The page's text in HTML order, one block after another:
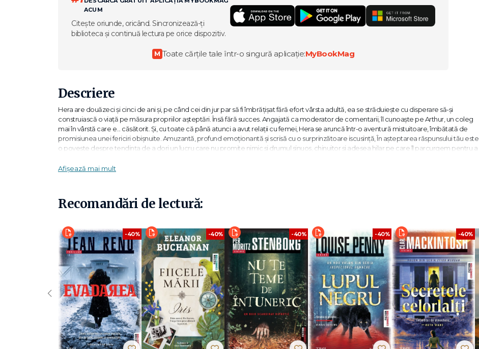
ACUM
Citește oriunde, oricând. Sincronizează-ți
biblioteca și continuă lectura pe orice dispozitiv.
M Toate cărțile tale într-o singură aplicație:MyBookMag
Descriere
Hera are douăzeci și cinci de ani și, pe când cei din jur par să fi îmbrățișat fără efort vârsta adultă, ea se străduiește cu disperare să-și
construiască o viață pe măsura propriilor așteptări. Însă fără succes. Angajată ca moderator de comentarii, îl cunoaște pe Arthur, un coleg
mai în vârstă care e... căsătorit. Și, cu toate că până atunci a avut relații cu femei, Hera se aruncă într-o aventură mistuitoare, îmbătată de
promisiunea unei fericiri obișnuite. Amuzantă, profund emoționantă și scrisă cu o surprinzătoare iscusință, În așteptarea răspunsului tău este
o poveste despre tendința de a dori un lucru care nu promite nimic și drumul sinuos, chinuitor și adesea hilar pe care îl parcurgem pentru a
devine prilej de râs) fac din acest roman una dintre cele mai distractive lecturi de care am avut parte în ultima vreme.“ - STYLIST MAGAZINE
„În așteptarea răspunsului tău este un roman de debut sclipitor – extrem de amuzant, dar și dureros de trist... Ne face să ne gândim la o
întrebare foarte veche: de ce facem un lucru, deși știm că nu ar trebui? Madeleine Gray este o scriitoare uluitoare – un talent uriaș.“ - Gillian
Anderson
„Plină de fraze incredibil de tăioase și de momente de un comic întunecat.“ - BBC CULTURE
Madeleine Gray este scriitoare și critic literar din Sydney. A fost finalistă a Premiului Walkley Pascall pentru critică de artă în 2021 și a scris
pentru publicații precum Sydney Review of Books, Australian Book Review și Times Literary Supplement. Are un masterat în literatură
engleză la Universitatea din Oxford și în prezent este doctorandă la Universitatea din Manchester. În așteptarea răspunsului tău este primul
ei roman.
Afișează mai mult
Recomandări de lectură:
-40% -40% -40% -40% -40%
‹